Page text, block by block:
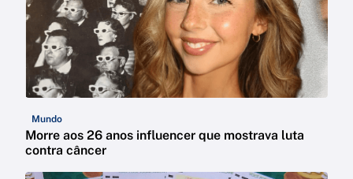
Mundo
Morre aos 26 anos influencer que mostrava luta
contra câncer